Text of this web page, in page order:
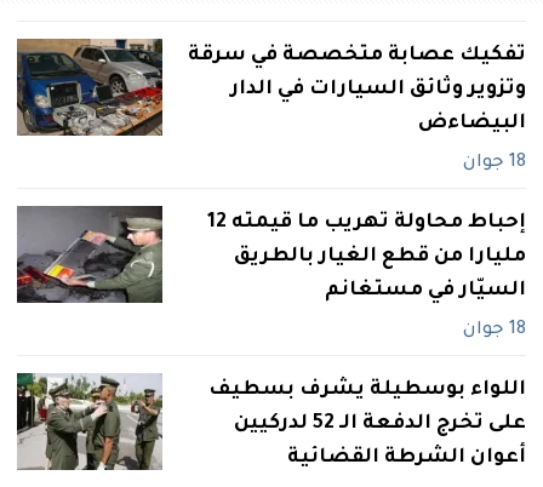
تفكيك عصابة متخصصة في‮ ‬سرقة
وتزوير وثائق السيارات في‮ ‬الدار
البيضاءض
18 جوان
إحباط محاولة تهريب ما قيمته 12
‬مليارا من قطع الغيار بالطريق
السيّار في‮ ‬مستغانم
18 جوان
اللواء بوسطيلة يشرف بسطيف
على تخرج الدفعة الـ 52 لدركيين
أعوان الشرطة القضائية